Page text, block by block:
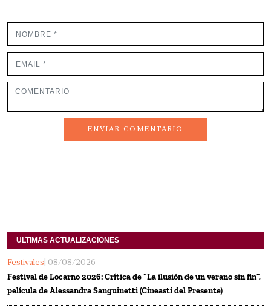
ENVIAR COMENTARIO
ULTIMAS ACTUALIZACIONES
Festivales | 08/08/2026
Festival de Locarno 2026: Crítica de “La ilusión de un verano sin fin”,
película de Alessandra Sanguinetti (Cineasti del Presente)